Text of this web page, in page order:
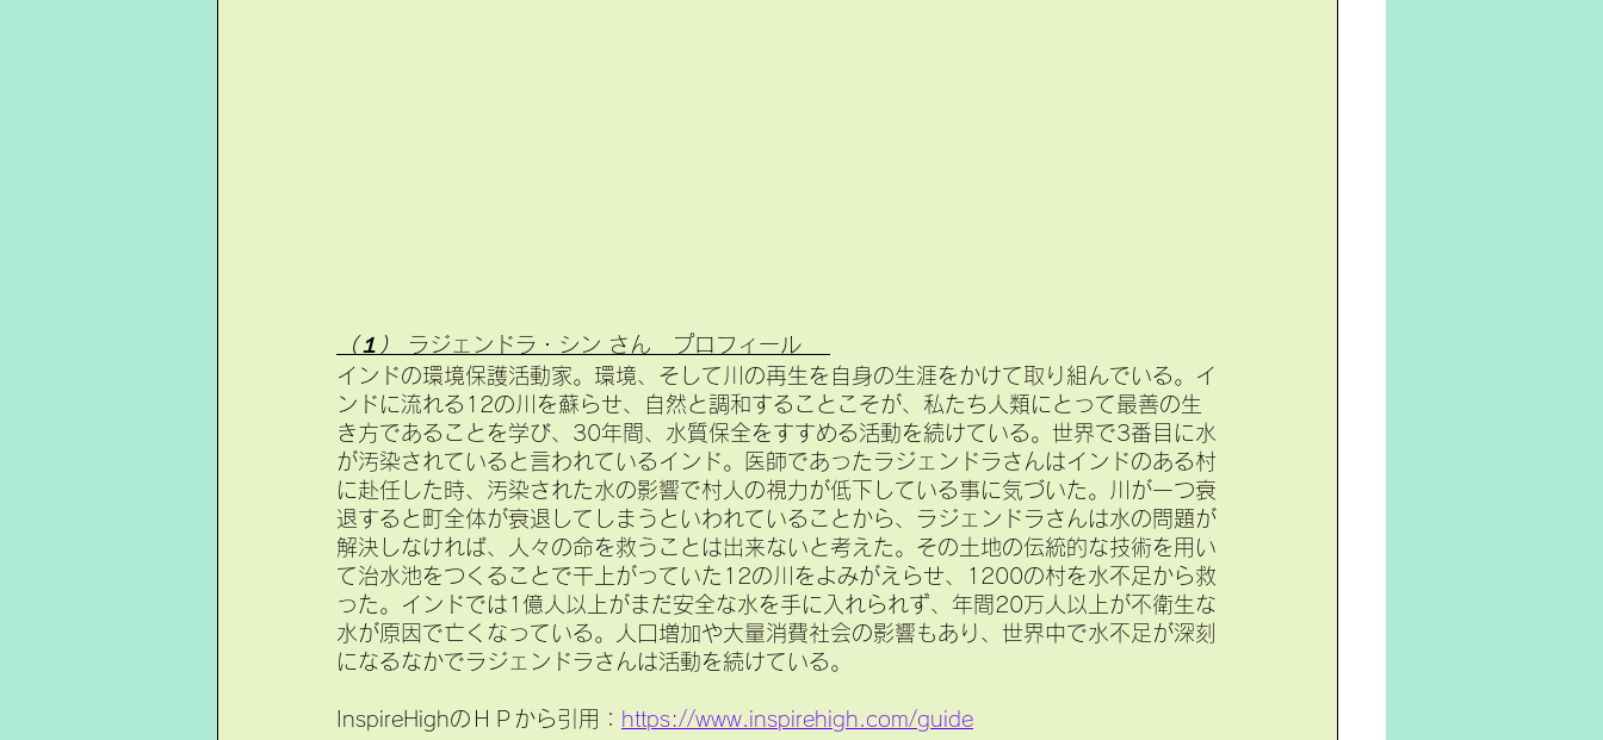
（１）
ラジェンドラ・シン さん　プロフィール
インドの環境保護活動家。環境、そして川の再生を自身の生涯をかけて取り組んでいる。イ
ンドに流れる12の川を蘇らせ、自然と調和することこそが、私たち人類にとって最善の生
き方であることを学び、30年間、水質保全をすすめる活動を続けている。世界で3番目に水
が汚染されていると言われているインド。医師であったラジェンドラさんはインドのある村
に赴任した時、汚染された水の影響で村人の視力が低下している事に気づいた。川が一つ衰
退すると町全体が衰退してしまうといわれていることから、ラジェンドラさんは水の問題が
解決しなければ、人々の命を救うことは出来ないと考えた。その土地の伝統的な技術を用い
て治水池をつくることで干上がっていた12の川をよみがえらせ、1200の村を水不足から救
った。インドでは1億人以上がまだ安全な水を手に入れられず、年間20万人以上が不衛生な
水が原因で亡くなっている。人口増加や大量消費社会の影響もあり、世界中で水不足が深刻
になるなかでラジェンドラさんは活動を続けている。
InspireHighのＨＰから引用： https://www.inspirehigh.com/guide